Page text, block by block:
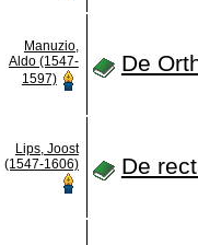
Manuzio,
Aldo (1547-
1597)
De
Lips, Joost
(1547-1606)
De